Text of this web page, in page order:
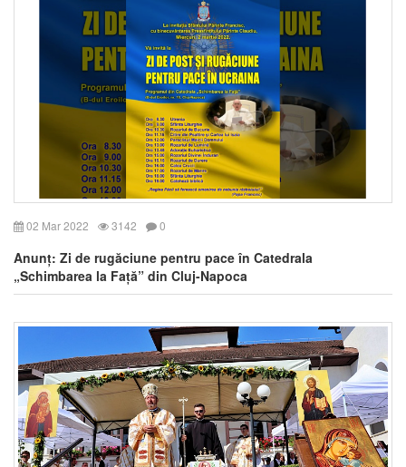
02 Mar 2022 3142 0
Anunț: Zi de rugăciune pentru pace în Catedrala
„Schimbarea la Față” din Cluj-Napoca